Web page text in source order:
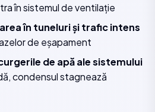
în sistemul de ventilație
în tuneluri și trafic intens
de eșapament
de apă ale sistemului
condensul stagnează